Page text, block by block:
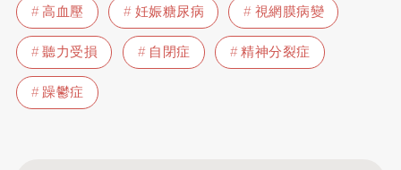
高血壓
妊娠糖尿病
視網膜病變
聽力受損
自閉症
精神分裂症
躁鬱症